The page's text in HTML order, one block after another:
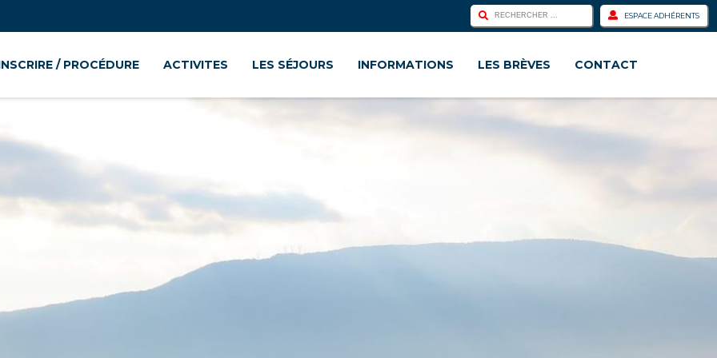
ESPACE ADHÉRENTS
/ PROCÉDURE ACTIVITES LES SÉJOURS INFORMATIONS LES BRÈVES CONTACT